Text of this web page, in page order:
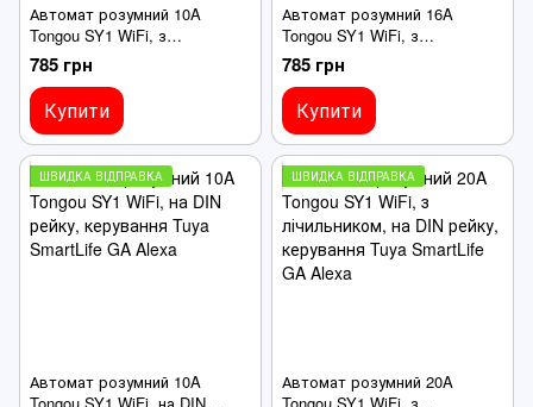
Автомат розумний 10A
Tongou SY1 WiFi, з
лічильником, на DIN рейку,
керування Tuya SmartLife GA
Alexa
785 грн
Купити
Автомат розумний 16A
Tongou SY1 WiFi, з
лічильником, на DIN рейку,
керування Tuya SmartLife GA
Alexa
785 грн
Купити
ШВИДКА ВІДПРАВКА
Автомат розумний 10A
Tongou SY1 WiFi, на DIN
ШВИДКА ВІДПРАВКА
Автомат розумний 20A
Tongou SY1 WiFi, з